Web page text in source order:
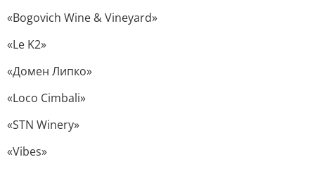
«Bogovich Wine & Vineyard»
«Le K2»
«Домен Липко»
«Loco Cimbali»
«STN Winery»
«Vibes»